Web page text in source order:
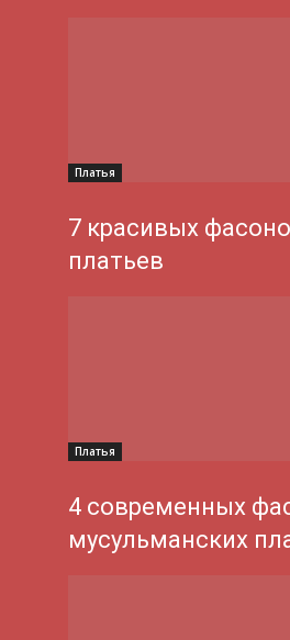
Платья
7 красивых
платьев
Платья
4 современных
мусульманских